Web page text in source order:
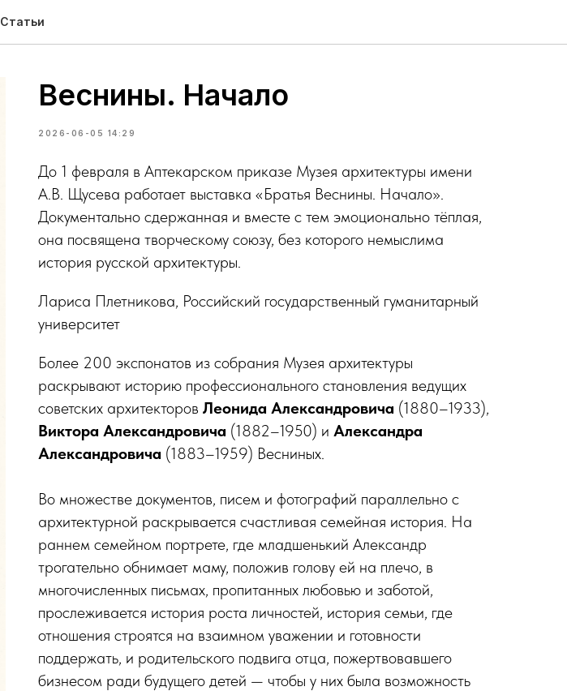
Статьи
Веснины. Начало
2026-06-05 14:29
До 1 февраля в Аптекарском приказе Музея архитектуры имени
А.В. Щусева работает выставка «Братья Веснины. Начало».
Документально сдержанная и вместе с тем эмоционально тёплая,
она посвящена творческому союзу, без которого немыслима
история русской архитектуры.
Лариса Плетникова, Российский госу­дарст­вен­ный гуманитарный
университет
Более 200 экспонатов из собрания Музея архитектуры
раскрывают историю профессионального становления ведущих
советских архитекторов Леонида Александровича (1880–1933),
Виктора Александровича (1882–1950) и Александра
Александровича (1883–1959) Весниных.
Во множестве документов, писем и фотографий параллельно с
архитектурной раскрывается счастливая семейная история. На
раннем семейном портрете, где младшенький Александр
трогательно обнимает маму, положив голову ей на плечо, в
многочисленных письмах, пропитанных любовью и заботой,
прослеживается история роста личностей, история семьи, где
отношения строятся на взаимном уважении и готовности
поддержать, и родительского подвига отца, пожертвовавшего
бизнесом ради будущего детей — чтобы у них была возможность